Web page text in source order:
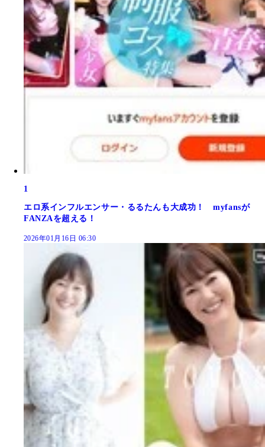
1
エロ系インフルエンサー・るるたんも大成功！ myfansが
FANZAを超える！
2026年01月16日 06:30